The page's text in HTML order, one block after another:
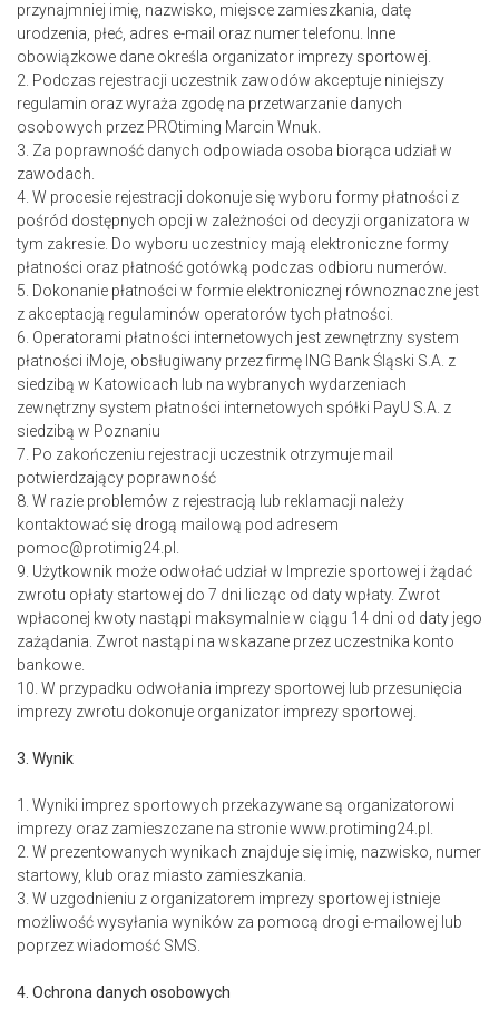
przynajmniej imię, nazwisko, miejsce zamieszkania, datę
urodzenia, płeć, adres e-mail oraz numer telefonu. Inne
obowiązkowe dane określa organizator imprezy sportowej.
2. Podczas rejestracji uczestnik zawodów akceptuje niniejszy
regulamin oraz wyraża zgodę na przetwarzanie danych
osobowych przez PROtiming Marcin Wnuk.
3. Za poprawność danych odpowiada osoba biorąca udział w
zawodach.
4. W procesie rejestracji dokonuje się wyboru formy płatności z
pośród dostępnych opcji w zależności od decyzji organizatora w
tym zakresie. Do wyboru uczestnicy mają elektroniczne formy
płatności oraz płatność gotówką podczas odbioru numerów.
5. Dokonanie płatności w formie elektronicznej równoznaczne jest
z akceptacją regulaminów operatorów tych płatności.
6. Operatorami płatności internetowych jest zewnętrzny system
płatności iMoje, obsługiwany przez firmę ING Bank Śląski S.A. z
siedzibą w Katowicach lub na wybranych wydarzeniach
zewnętrzny system płatności internetowych spółki PayU S.A. z
siedzibą w Poznaniu
7. Po zakończeniu rejestracji uczestnik otrzymuje mail
potwierdzający poprawność
8. W razie problemów z rejestracją lub reklamacji należy
kontaktować się drogą mailową pod adresem
pomoc@protimig24.pl.
9. Użytkownik może odwołać udział w Imprezie sportowej i żądać
zwrotu opłaty startowej do 7 dni licząc od daty wpłaty. Zwrot
wpłaconej kwoty nastąpi maksymalnie w ciągu 14 dni od daty jego
zażądania. Zwrot nastąpi na wskazane przez uczestnika konto
bankowe.
10. W przypadku odwołania imprezy sportowej lub przesunięcia
imprezy zwrotu dokonuje organizator imprezy sportowej.
3. Wynik
1. Wyniki imprez sportowych przekazywane są organizatorowi
imprezy oraz zamieszczane na stronie www.protiming24.pl.
2. W prezentowanych wynikach znajduje się imię, nazwisko, numer
startowy, klub oraz miasto zamieszkania.
3. W uzgodnieniu z organizatorem imprezy sportowej istnieje
możliwość wysyłania wyników za pomocą drogi e-mailowej lub
poprzez wiadomość SMS.
4. Ochrona danych osobowych